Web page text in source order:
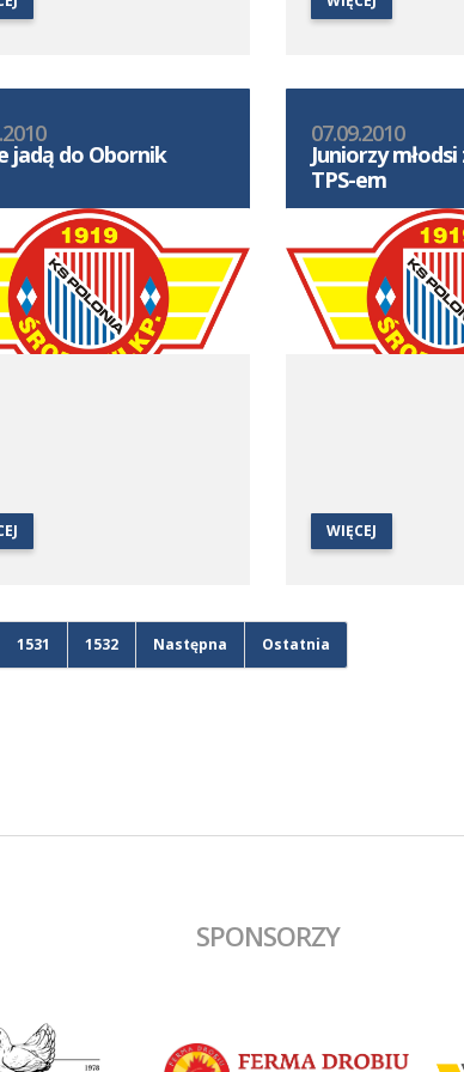
jadą do Obornik
07.09.2010
Juniorzy
TPS-em
WIĘCEJ
1531 1532 Następna Ostatnia
SPONSORZY